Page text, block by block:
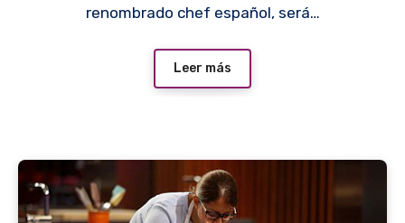
renombrado chef español, será…
Leer más